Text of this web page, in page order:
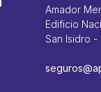
Amador
Edificio
San Isidro -